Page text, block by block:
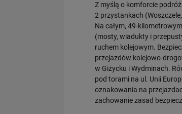
Z myślą o komforcie
2 przystankach
Na całym, 49-
(mosty, wiadukty i
ruchem kolejowym.
przejazdów kolejowo-
w Giżycku i Wydminach.
pod torami na ul. Unii
oznakowania na
zachowanie zasad